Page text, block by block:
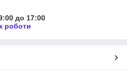
до 17:00
роботи